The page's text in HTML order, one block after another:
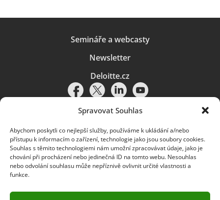
Spravovat Souhlas
Abychom poskytli co nejlepší služby, používáme k ukládání a/nebo
přístupu k informacím o zařízení, technologie jako jsou soubory cookies.
Souhlas s těmito technologiemi nám umožní zpracovávat údaje, jako je
chování při procházení nebo jedinečná ID na tomto webu. Nesouhlas
nebo odvolání souhlasu může nepříznivě ovlivnit určité vlastnosti a
funkce.
Semináře a webcasty
Newsletter
Deloitte.cz
Pravidla používání|Ochrana osobních údajů|Soubory cookies |
Deloitte.cz
© 2026. Více informací najdete vPravidlech používání.
Deloitte označuje jednu či více společností globální sítě členských
a přidružené subjekty (souhrnně „organizace Deloitte“). Společnost DTTL